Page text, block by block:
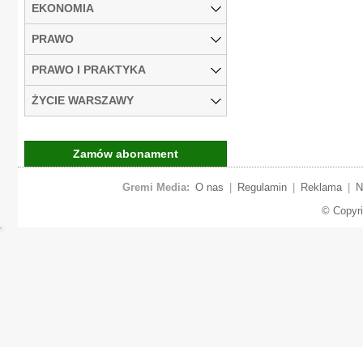
EKONOMIA
PRAWO
PRAWO I PRAKTYKA
ŻYCIE WARSZAWY
Zamów abonament
Gremi Media: O nas Regulamin Reklama
©